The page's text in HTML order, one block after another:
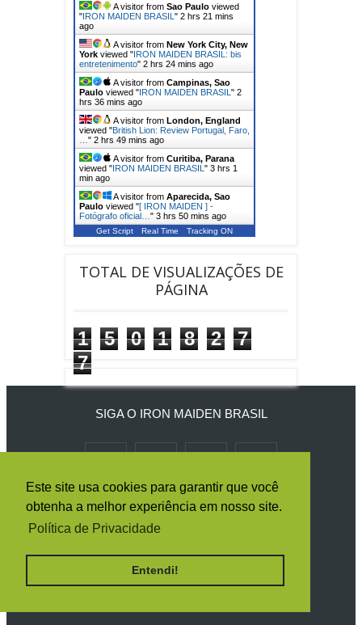
Este site usa cookies para garantir que você
obtenha a melhor experiência em nosso site.
Política de Privacidade
Entendi!
A visitor from Sao Paulo viewed
"IRON MAIDEN BRASIL " 2 hrs 21 mins
ago
A visitor from New York City, New
York viewed "IRON MAIDEN BRASIL: bis
entretenimento" 2 hrs 24 mins ago
A visitor from Campinas, Sao
Paulo viewed "IRON MAIDEN BRASIL " 2
hrs 36 mins ago
A visitor from London, England
viewed "British Lion: Review Portugal, Faro,
" 2 hrs 49 mins ago
A visitor from Curitiba, Parana
viewed "IRON MAIDEN BRASIL " 3 hrs 1
min ago
A visitor from Aparecida, Sao
Paulo viewed "[ IRON MAIDEN ] -
Fotógrafo oficial… " 3 hrs 50 mins ago
Get Script Real Time Tracking ON
TOTAL DE VISUALIZAÇÕES DE
PÁGINA
1 5 0 1 8 2
7
7
SIGA O IRON MAIDEN BRASIL
RECEBA TODAS AS NOTÍCIAS POR E-
MAIL